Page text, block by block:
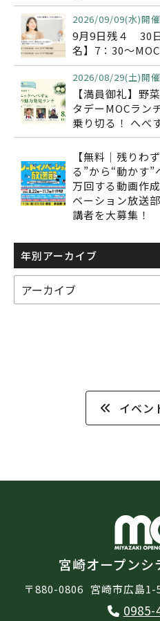
2026/09/09(水)開催
9月9日残４ 30
名】7：30～
2026/08/29(土)開催
【満員御礼】野
タデーMOCラ
乗り切る！ へべ
【無料｜残りわ
る”から“動かす
万回する動画作
ベーション放送
講者を大募集！
年別アーカイブ
イベン
宮崎オープンシ
〒880-0806 宮崎市広島1-
0985-